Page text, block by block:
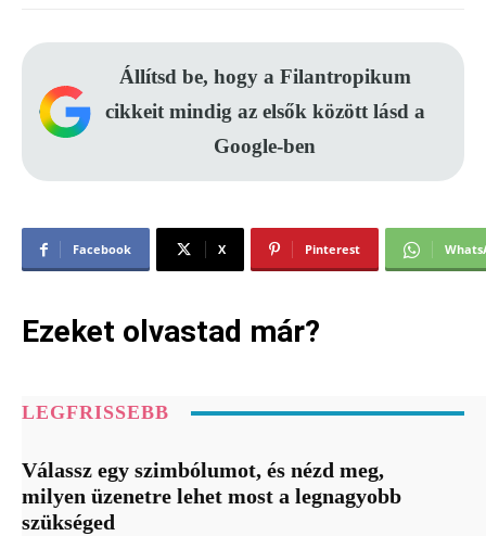
Állítsd be, hogy a Filantropikum
cikkeit mindig az elsők között lásd a
Google-ben
Facebook X Pinterest
Ezeket olvastad már?
LEGFRISSEBB
Válassz egy szimbólumot, és nézd meg,
milyen üzenetre lehet most a legnagyobb
szükséged